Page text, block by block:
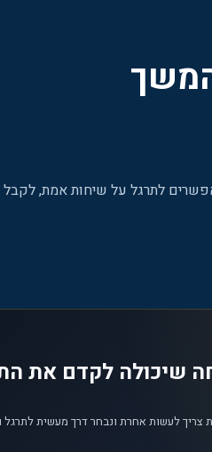
לתרגל על שיחות אמת, לקבל
שיכולה לקדם את
צריך לעשות אחרת ונבחר דרך מעשית לתרגל